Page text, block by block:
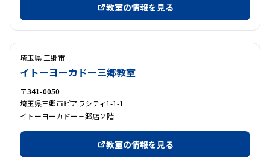
教室の情報を見る
埼玉県 三郷市
イトーヨーカドー三郷教室
〒341-0050
埼玉県三郷市ピアラシティ1-1-1
イトーヨーカドー三郷店２階
教室の情報を見る